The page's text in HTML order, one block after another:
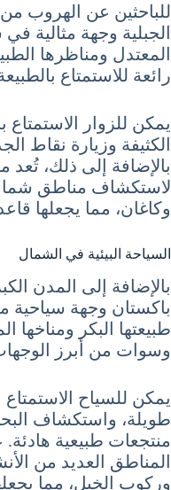
للباحثين عن الهروب
الجبلية وجهة مثالية
المعتدل ومناظرها
رائعة للاستمتاع
يمكن للزوار
الكثيفة وزيارة نقاط
بالإضافة إلى ذلك،
لاستكشاف مناطق
وكاغان، مما يجعلها
السياحة البيئية في الشمال
بالإضافة إلى المدن
باكستان وجهة سياحية
طبيعتها البكر ومناخها
وسوات من أبرز
يمكن للسياح
طويلة، واستكشاف
منتجعات طبيعية
المناطق العديد من
وركوب الخيل، مما